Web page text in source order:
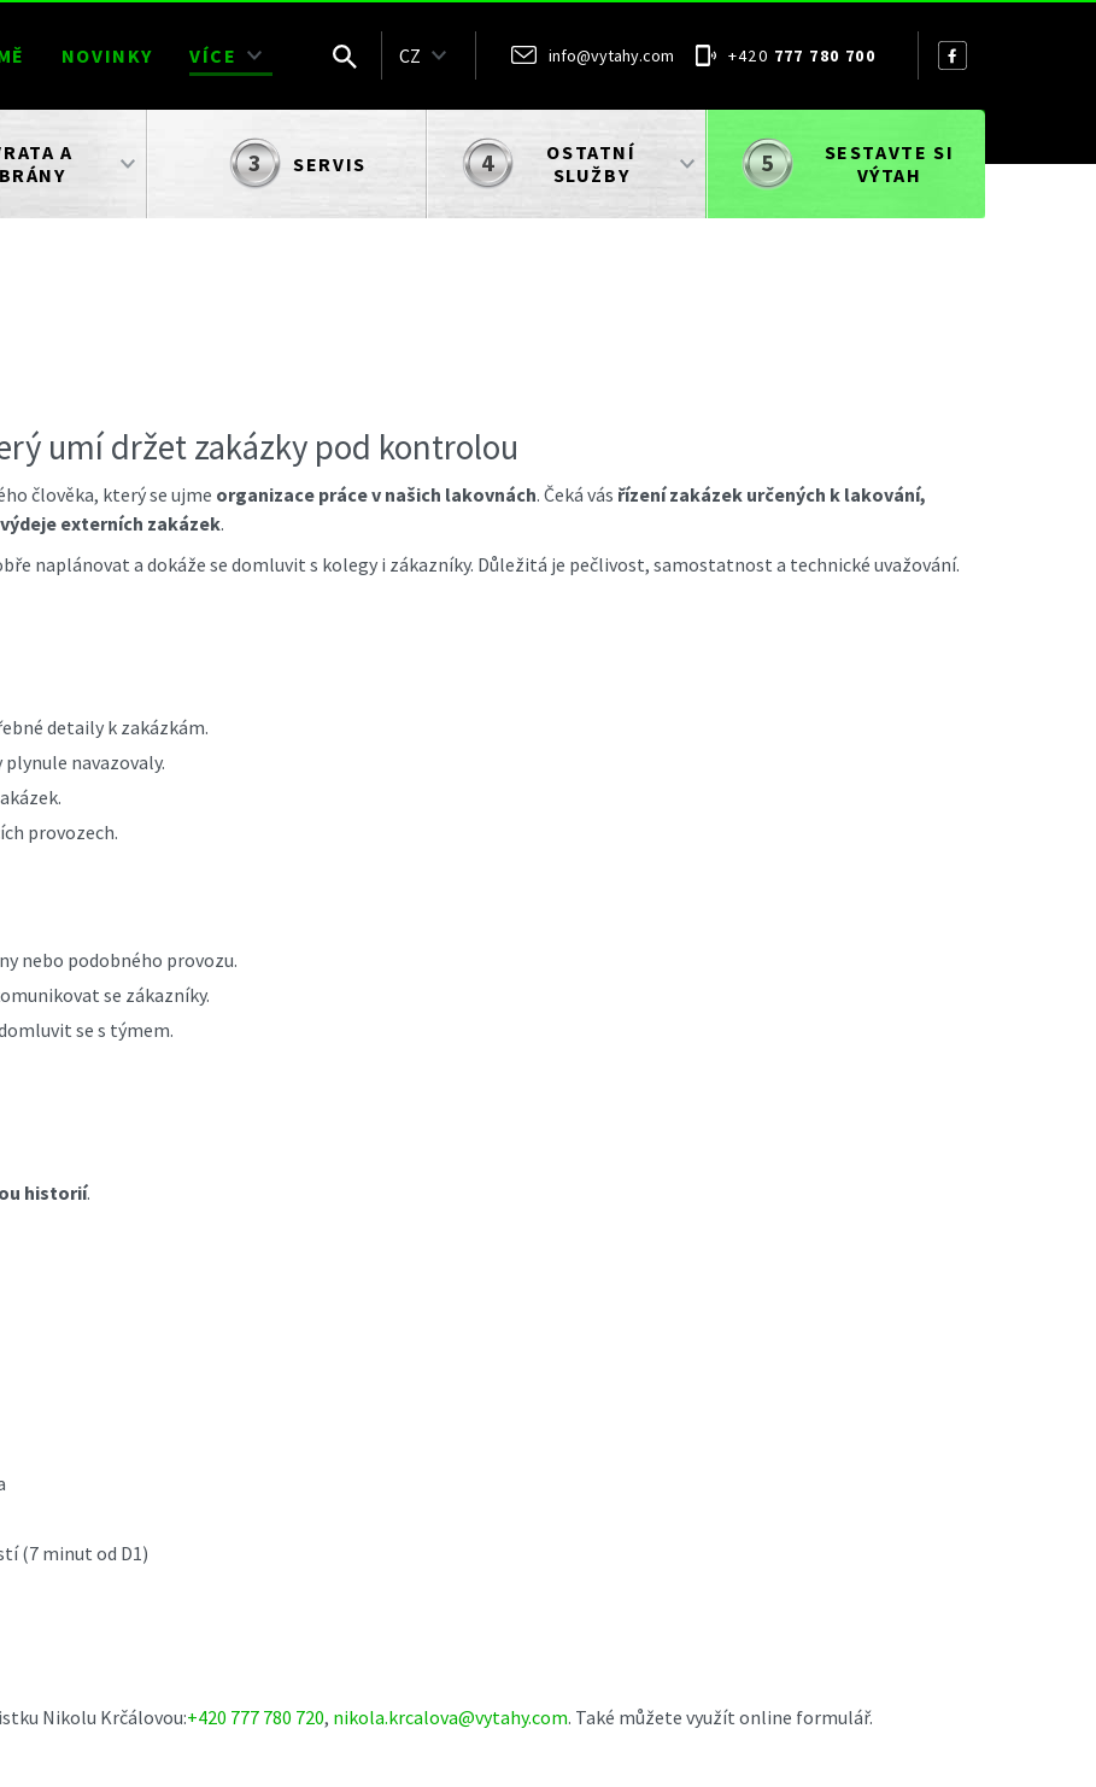
NOVINKY VÍCE CZ info@vytahy.com +420 777 780 700
A
BRÁNY
SERVIS
OSTATNÍ
SLUŽBY
SESTAVTE SI
VÝTAH
umí držet zakázky pod kontrolou
člověka, který se ujme organizace práce v našich lakovnách. Čeká vás řízení zakázek určených k lakování,
externích zakázek.
naplánovat a dokáže se domluvit s kolegy i zákazníky. Důležitá je pečlivost, samostatnost a technické uvažování.
detaily k zakázkám.
navazovaly.
provozech.
nebo podobného provozu.
se zákazníky.
se s týmem.
historií.
(7 minut od D1)
Nikolu Krčálovou:+420 777 780 720, nikola.krcalova@vytahy.com. Také můžete využít online formulář.